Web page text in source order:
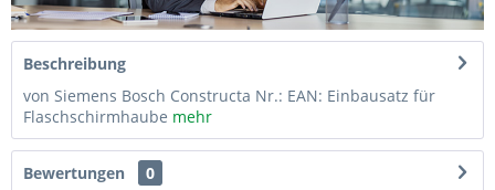
Beschreibung
von Siemens Bosch Constructa Nr.: EAN: Einbausatz für
Flaschschirmhaube mehr
Bewertungen
0